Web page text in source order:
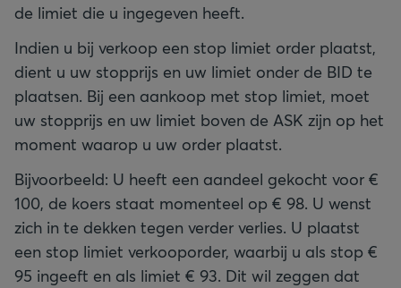
de limiet die u ingegeven heeft.
Indien u bij verkoop een stop limiet order plaatst,
dient u uw stopprijs en uw limiet onder de BID te
plaatsen. Bij een aankoop met stop limiet, moet
uw stopprijs en uw limiet boven de ASK zijn op het
moment waarop u uw order plaatst.
Bijvoorbeeld: U heeft een aandeel gekocht voor €
100, de koers staat momenteel op € 98. U wenst
zich in te dekken tegen verder verlies. U plaatst
een stop limiet verkooporder, waarbij u als stop €
95 ingeeft en als limiet € 93. Dit wil zeggen dat